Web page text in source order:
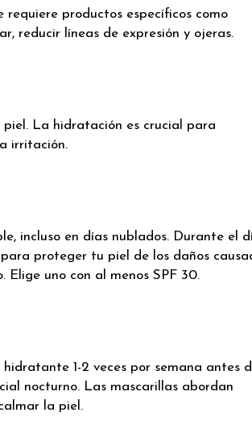
productos específicos como
reducir líneas de expresión y ojeras.
La hidratación es crucial para
irritación.
incluso en días nublados. Durante el
proteger tu piel de los daños
uno con al menos SPF 30.
1-2 veces por semana antes
nocturno. Las mascarillas abordan
la piel.